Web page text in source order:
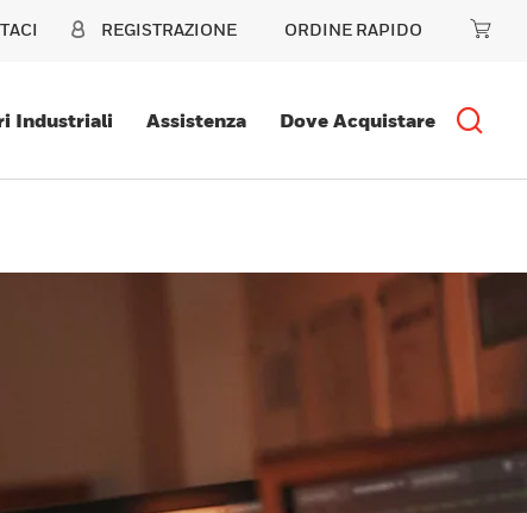
REGISTRAZIONE ORDINE RAPIDO
Industriali Assistenza Dove Acquistare